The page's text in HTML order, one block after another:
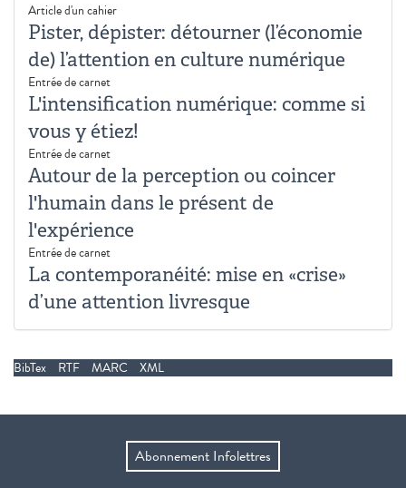
Article d'un cahier
Pister, dépister: détourner (l’économie
de) l’attention en culture numérique
Entrée de carnet
L'intensification numérique: comme si
vous y étiez!
Entrée de carnet
Autour de la perception ou coincer
l'humain dans le présent de
l'expérience
Entrée de carnet
La contemporanéité: mise en «crise»
d’une attention livresque
BibTex RTF MARC XML
Abonnement Infolettres